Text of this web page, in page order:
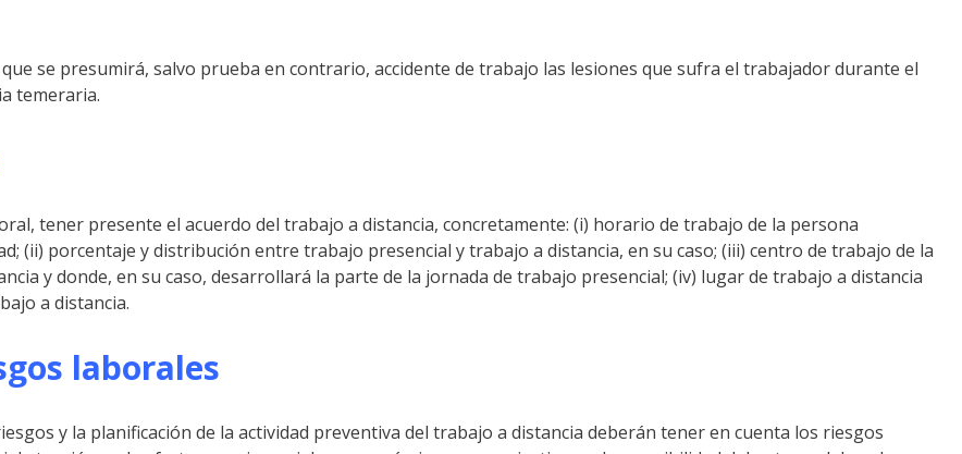
se presumirá, salvo prueba en contrario, accidente de trabajo las lesiones que sufra el trabajador durante el
temeraria.
tener presente el acuerdo del trabajo a distancia, concretamente: (i) horario de trabajo de la persona
(ii) porcentaje y distribución entre trabajo presencial y trabajo a distancia, en su caso; (iii) centro de trabajo de la
y donde, en su caso, desarrollará la parte de la jornada de trabajo presencial; (iv) lugar de trabajo a distancia
a distancia.
laborales
y la planificación de la actividad preventiva del trabajo a distancia deberán tener en cuenta los riesgos